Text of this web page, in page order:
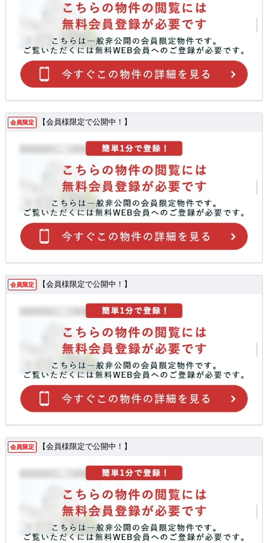
会員限定 【会員様限定で公開中！】
会員限定 【会員様限定で公開中！】
会員限定 【会員様限定で公開中！】